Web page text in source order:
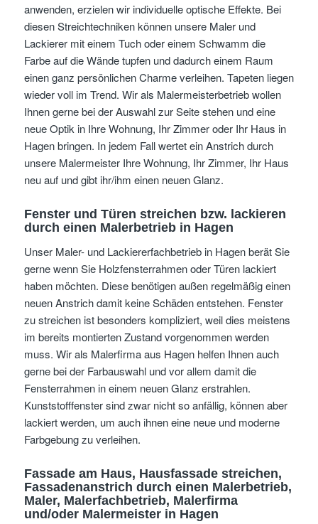
anwenden, erzielen wir individuelle optische Effekte. Bei
diesen Streichtechniken können unsere Maler und
Lackierer mit einem Tuch oder einem Schwamm die
Farbe auf die Wände tupfen und dadurch einem Raum
einen ganz persönlichen Charme verleihen. Tapeten liegen
wieder voll im Trend. Wir als Malermeisterbetrieb wollen
Ihnen gerne bei der Auswahl zur Seite stehen und eine
neue Optik in Ihre Wohnung, Ihr Zimmer oder Ihr Haus in
Hagen bringen. In jedem Fall wertet ein Anstrich durch
unsere Malermeister Ihre Wohnung, Ihr Zimmer, Ihr Haus
neu auf und gibt ihr/ihm einen neuen Glanz.
Fenster und Türen streichen bzw. lackieren
durch einen Malerbetrieb in Hagen
Unser Maler- und Lackiererfachbetrieb in Hagen berät Sie
gerne wenn Sie Holzfensterrahmen oder Türen lackiert
haben möchten. Diese benötigen außen regelmäßig einen
neuen Anstrich damit keine Schäden entstehen. Fenster
zu streichen ist besonders kompliziert, weil dies meistens
im bereits montierten Zustand vorgenommen werden
muss. Wir als Malerfirma aus Hagen helfen Ihnen auch
gerne bei der Farbauswahl und vor allem damit die
Fensterrahmen in einem neuen Glanz erstrahlen.
Kunststofffenster sind zwar nicht so anfällig, können aber
lackiert werden, um auch ihnen eine neue und moderne
Farbgebung zu verleihen.
Fassade am Haus, Hausfassade streichen,
Fassadenanstrich durch einen Malerbetrieb,
Maler, Malerfachbetrieb, Malerfirma
und/oder Malermeister in Hagen